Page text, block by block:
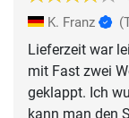
K. Franz
Lieferzeit war
mit Fast zwei
geklappt. Ich
kann man den